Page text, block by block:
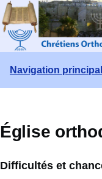
Aller au contenu
Navigation
Église
Difficultés et